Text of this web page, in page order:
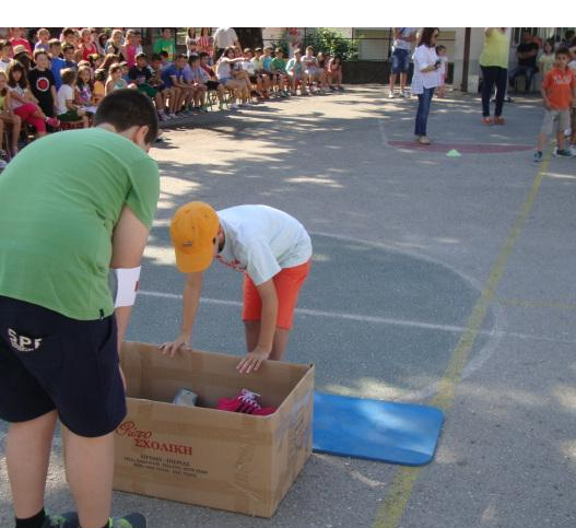
τάξη… εξ
τάξη… εξ
τάξη… εξ
εξ αποστάσεως
εξ
στήριξη…
αποστάσεως
εξ